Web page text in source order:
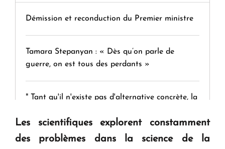
Démission et reconduction du Premier ministre
Tamara Stepanyan : « Dès qu’on parle de
guerre, on est tous des perdants »
" Tant qu'il n'existe pas d'alternative concrète, la
KASA : 30 ans d'audace, de résilience et d'avenir
Les scientifiques explorent constamment
des problèmes dans la science de la